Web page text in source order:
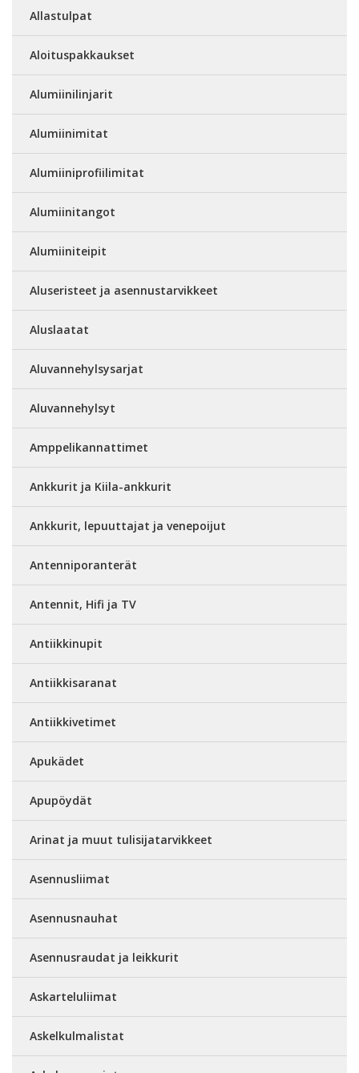
Allastulpat
Aloituspakkaukset
Alumiinilinjarit
Alumiinimitat
Alumiiniprofiilimitat
Alumiinitangot
Alumiiniteipit
Aluseristeet ja asennustarvikkeet
Aluslaatat
Aluvannehylsysarjat
Aluvannehylsyt
Amppelikannattimet
Ankkurit ja Kiila-ankkurit
Ankkurit, lepuuttajat ja venepoijut
Antenniporanterät
Antennit, Hifi ja TV
Antiikkinupit
Antiikkisaranat
Antiikkivetimet
Apukädet
Apupöydät
Arinat ja muut tulisijatarvikkeet
Asennusliimat
Asennusnauhat
Asennusraudat ja leikkurit
Askarteluliimat
Askelkulmalistat